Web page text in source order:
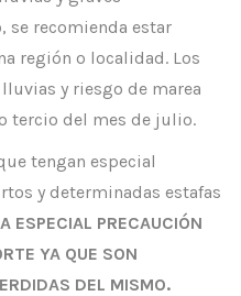
se recomienda estar
región o localidad. Los
y riesgo de marea
tercio del mes de julio.
tengan especial
y determinadas estafas
ESPECIAL PRECAUCIÓN
YA QUE SON
DEL MISMO.